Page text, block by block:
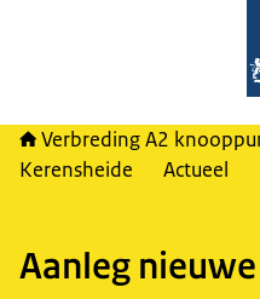
Verbreding A2
Kerensheide
Actueel
Aanleg